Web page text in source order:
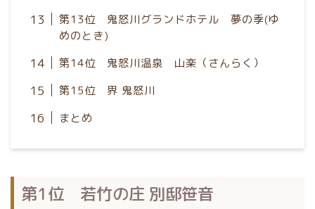
第13位 鬼怒川グランドホテル 夢の季(ゆ
めのとき)
第14位 鬼怒川温泉 山楽（さんらく）
第15位 界 鬼怒川
まとめ
第1位 若竹の庄 別邸笹音